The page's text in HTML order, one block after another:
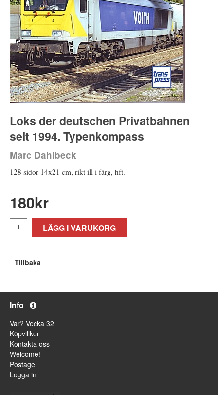
Loks der deutschen Privatbahnen
seit 1994. Typenkompass
Marc Dahlbeck
128 sidor 14x21 cm, rikt ill i färg, hft.
180kr
LÄGG I VARUKORG
Tillbaka
Info
Var? Vecka 32
Köpvillkor
Kontakta oss
Welcome!
Postage
Logga in